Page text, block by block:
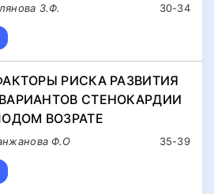
30-34
З.Ф.
РИСКА РАЗВИТИЯ
СТЕНОКАРДИИ
ВОЗРАТЕ
35-39
Ф.О